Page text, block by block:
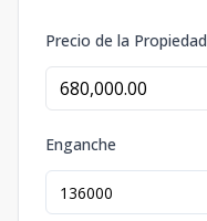
Precio de la Propiedad
Enganche